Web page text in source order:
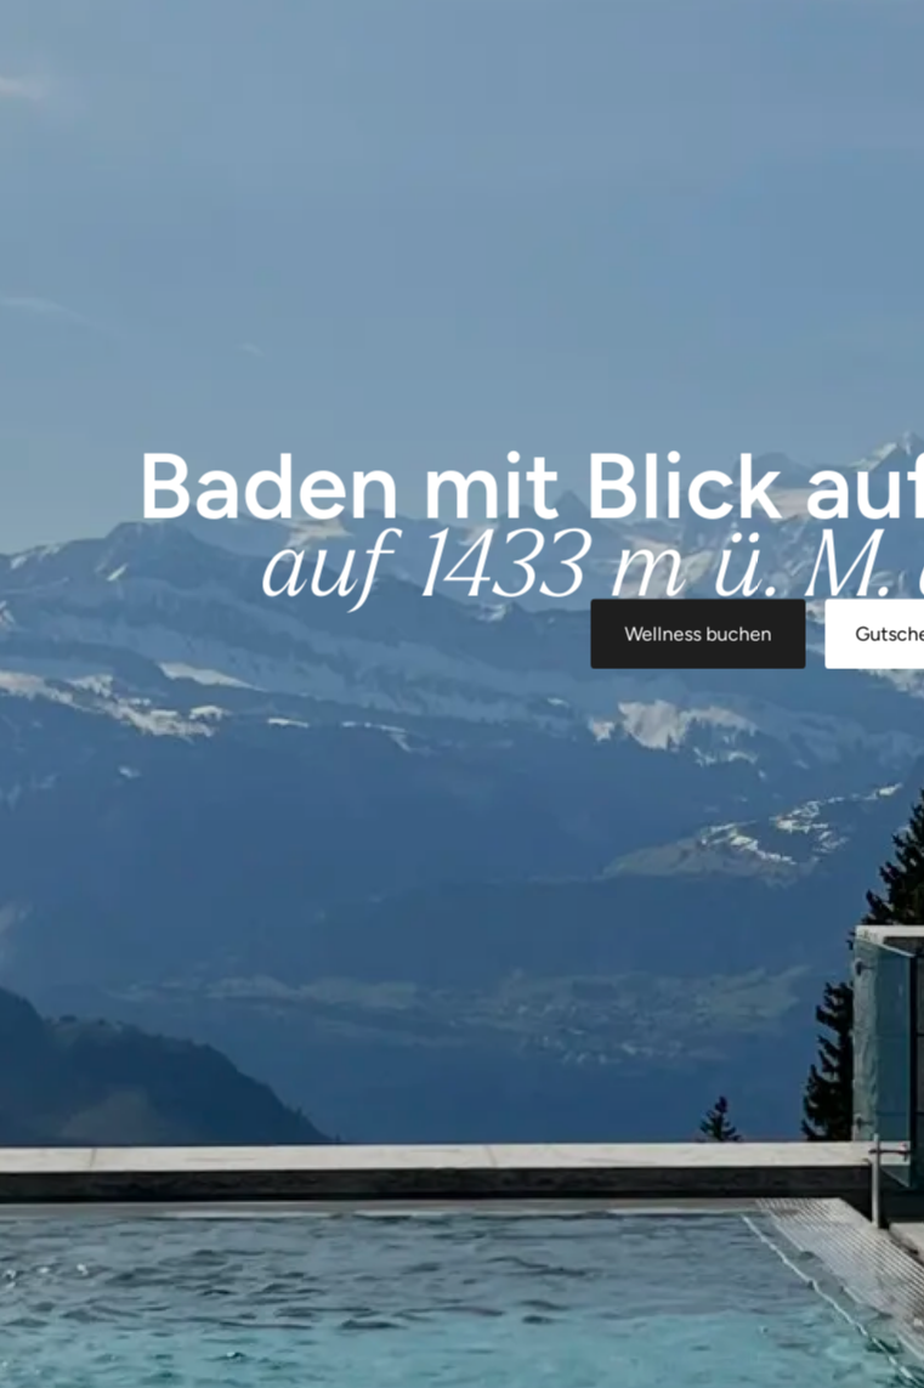
Baden mit Blick
auf 1433 m ü.
Wellness buchen